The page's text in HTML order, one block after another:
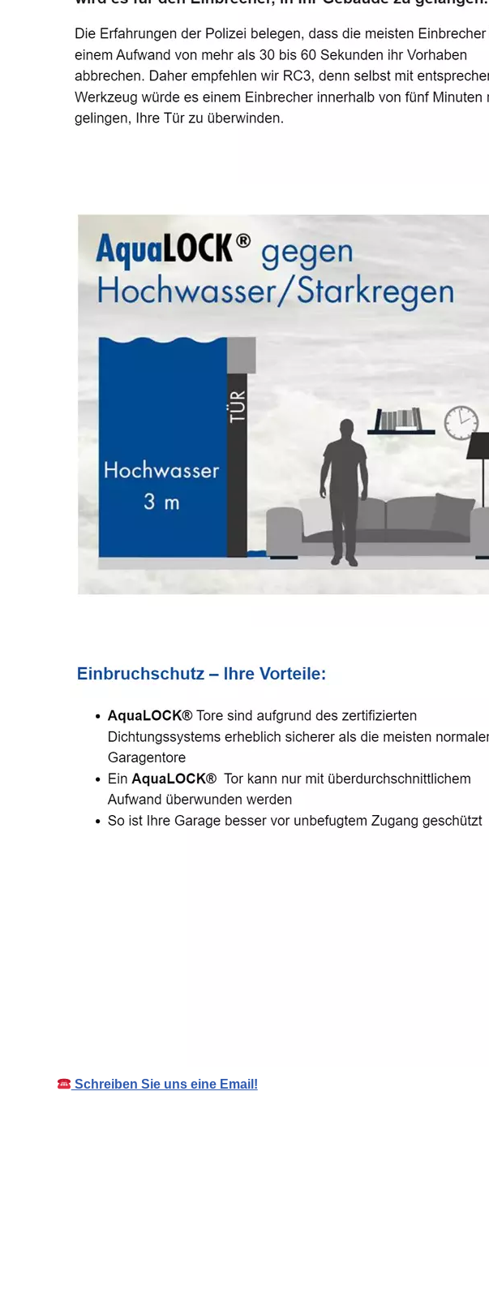
Schreiben Sie uns eine Email!